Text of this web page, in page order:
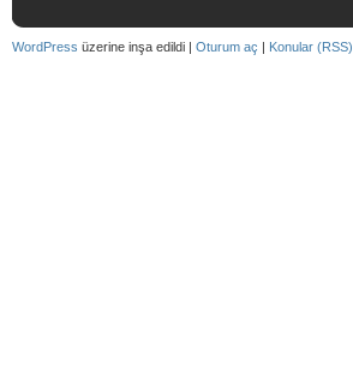
WordPress üzerine inşa edildi | Oturum aç | Konular (RSS)